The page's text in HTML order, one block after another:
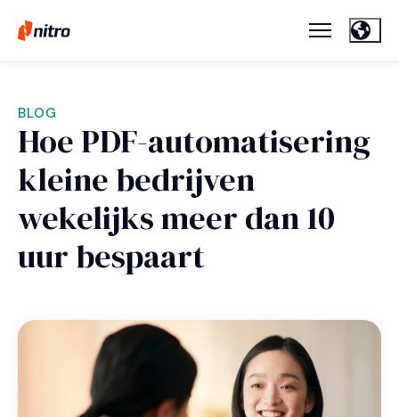
BLOG
Hoe PDF-automatisering
kleine bedrijven
wekelijks meer dan 10
uur bespaart